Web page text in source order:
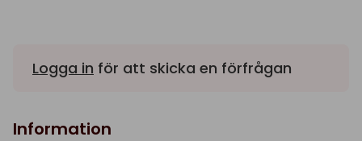
Logga in för att skicka en förfrågan
Information